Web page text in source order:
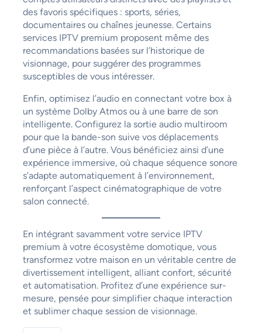
des favoris spécifiques : sports, séries,
documentaires ou chaînes jeunesse. Certains
services IPTV premium proposent même des
recommandations basées sur l’historique de
visionnage, pour suggérer des programmes
susceptibles de vous intéresser.
Enfin, optimisez l’audio en connectant votre box à
un système Dolby Atmos ou à une barre de son
intelligente. Configurez la sortie audio multiroom
pour que la bande-son suive vos déplacements
d’une pièce à l’autre. Vous bénéficiez ainsi d’une
expérience immersive, où chaque séquence sonore
s’adapte automatiquement à l’environnement,
renforçant l’aspect cinématographique de votre
salon connecté.
En intégrant savamment votre service IPTV
premium à votre écosystème domotique, vous
transformez votre maison en un véritable centre de
divertissement intelligent, alliant confort, sécurité
et automatisation. Profitez d’une expérience sur-
mesure, pensée pour simplifier chaque interaction
et sublimer chaque session de visionnage.